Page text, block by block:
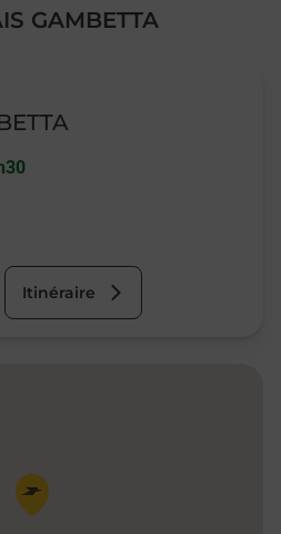
GAMBETTA
Itinéraire
Pin de la carte